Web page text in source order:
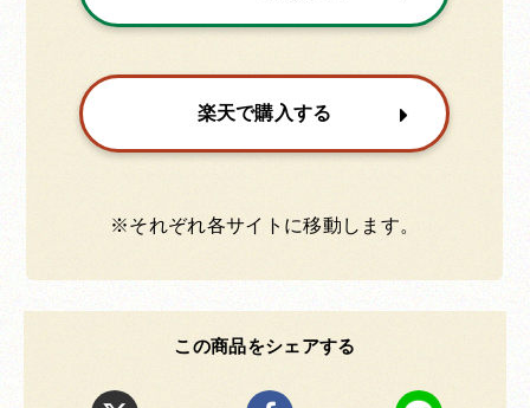
楽天で購入する
※それぞれ各サイトに移動します。
この商品をシェアする